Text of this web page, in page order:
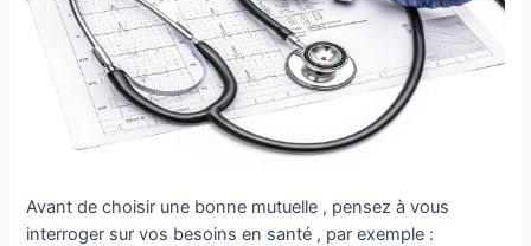
Avant de choisir une bonne mutuelle , pensez à vous
interroger sur vos besoins en santé , par exemple :